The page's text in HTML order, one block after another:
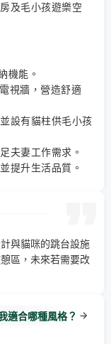
及毛小孩遊樂空
機能。
視牆，營造舒適
設有貓柱供毛小孩
夫妻工作需求。
提升生活品質。
與貓咪的跳台設施
區，未來若需要改
適合哪種風格？